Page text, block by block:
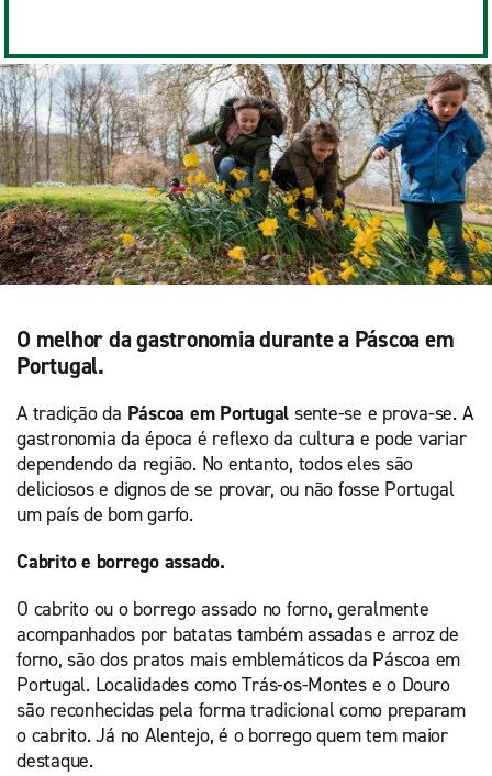
O melhor da gastronomia durante a Páscoa em
Portugal.
A tradição da Páscoa em Portugal sente-se e prova-se. A
gastronomia da época é reflexo da cultura e pode variar
dependendo da região. No entanto, todos eles são
deliciosos e dignos de se provar, ou não fosse Portugal
um país de bom garfo.
Cabrito e borrego assado.
O cabrito ou o borrego assado no forno, geralmente
acompanhados por batatas também assadas e arroz de
forno, são dos pratos mais emblemáticos da Páscoa em
Portugal. Localidades como Trás-os-Montes e o Douro
são reconhecidas pela forma tradicional como preparam
o cabrito. Já no Alentejo, é o borrego quem tem maior
destaque.